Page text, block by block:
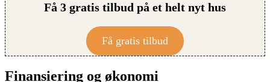
Få 3 gratis tilbud på et helt nyt hus
Få gratis tilbud
Finansiering og økonomi